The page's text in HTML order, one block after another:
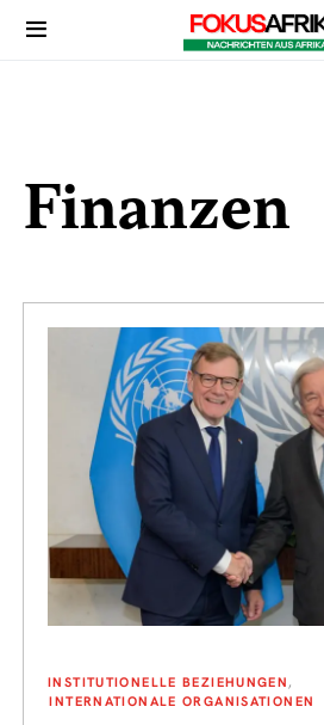
Finanzen
INSTITUTIONELLE BEZIEHUNGEN
INTERNATIONALE ORGANISATIONEN